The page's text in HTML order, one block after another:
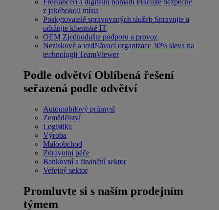
z jakéhokoli místa
Poskytovatelé spravovaných služeb Spravujte a
udržujte klientské IT
OEM Zjednodušte podporu a provoz
Neziskové a vzdělávací organizace 30% sleva na
technologii TeamViewer
Podle odvětví Oblíbená řešení
seřazená podle odvětví
Automobilový průmysl
Zemědělství
Logistika
Výroba
Maloobchod
Zdravotní péče
Bankovní a finanční sektor
Veřejný sektor
Promluvte si s naším prodejním
týmem